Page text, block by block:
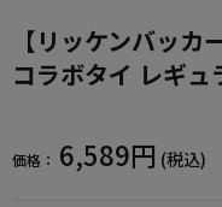
【リッケンバッ
コラボタイ レギュ
価格： 6,589円 (税込)